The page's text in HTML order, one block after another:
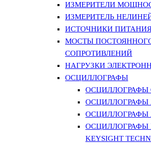
ИЗМЕРИТЕЛИ
ИЗМЕРИТЕЛЬ
ИСТОЧНИКИ
МОСТЫ
СОПРОТИВЛЕНИЙ
НАГРУЗКИ
ОСЦИЛЛОГРАФЫ
ОСЦИЛЛОГРАФЫ
ОСЦИЛЛОГРАФЫ
ОСЦИЛЛОГРАФЫ
KEYSIGHT